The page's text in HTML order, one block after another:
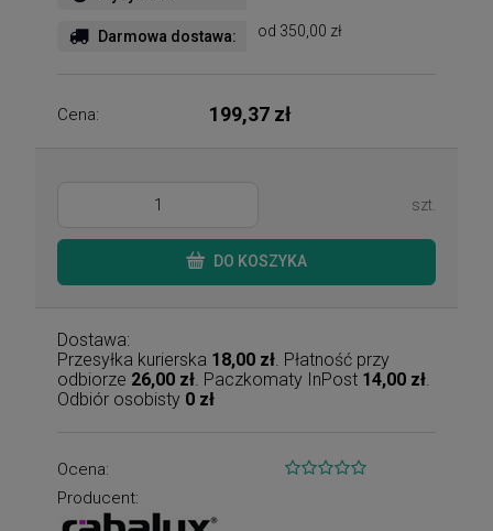
Darmowa dostawa: od 350,00 zł
Cena: 199,37 zł
szt.
DO KOSZYKA
Dostawa:
Przesyłka kurierska 18,00 zł . Płatność przy
odbiorze 26,00 zł . Paczkomaty InPost 14,00 zł
Odbiór osobisty 0 zł
Ocena:
Producent: